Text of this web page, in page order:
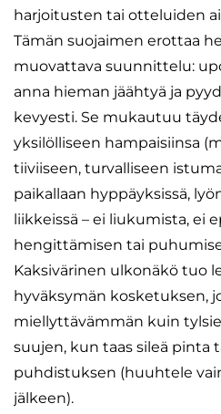
harjoitusten tai otteluiden
Tämän suojaimen erottaa
muovattava suunnittelu:
anna hieman jäähtyä ja
kevyesti. Se mukautuu
yksilölliseen hampaisiinsa
tiiviiseen, turvalliseen
paikallaan hyppäyksissä,
liikkeissä – ei liukumista, ei
hengittämisen tai
Kaksivärinen ulkonäkö tuo
hyväksymän kosketuksen,
miellyttävämmän kuin
suujen, kun taas sileä pinta
puhdistuksen (huuhtele
jälkeen).